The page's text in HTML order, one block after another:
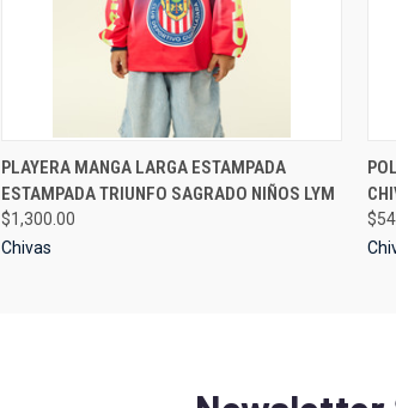
QUICK VIEW VIEW OPTIONS
PLAYERA MANGA LARGA ESTAMPADA
ESTAMPADA TRIUNFO SAGRADO NIÑOS LYM
$1,300.00
Chivas